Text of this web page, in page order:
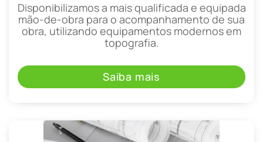
Disponibilizamos a mais qualificada e equipada
mão-de-obra para o acompanhamento de sua
obra, utilizando equipamentos modernos em
topografia.
Saiba mais